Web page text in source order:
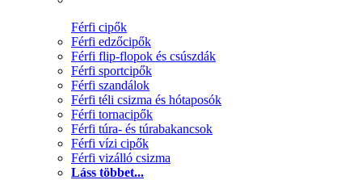
Férfi cipők
Férfi edzőcipők
Férfi flip-flopok és csúszdák
Férfi sportcipők
Férfi szandálok
Férfi téli csizma és hótaposók
Férfi tornacipők
Férfi túra- és túrabakancsok
Férfi vízi cipők
Férfi vizálló csizma
Láss többet...